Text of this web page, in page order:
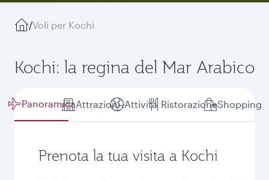
/Voli per Kochi
Kochi: la regina del Mar Arabico
PanoramicaAttrazioni Attività RistorazioneShopping
Prenota la tua visita a Kochi